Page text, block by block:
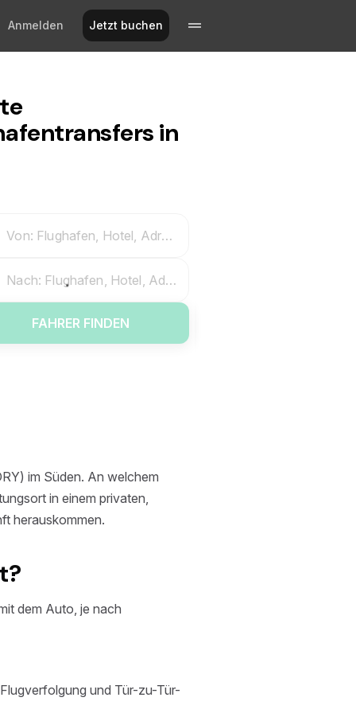
Anmelden Jetzt buchen
in
Von: Flughafen, Hotel, Adresse
Nach: Flughafen, Hotel, Adresse
FAHRER FINDEN
im Süden. An welchem
in einem privaten,
herauskommen.
dem Auto, je nach
und Tür-zu-Tür-